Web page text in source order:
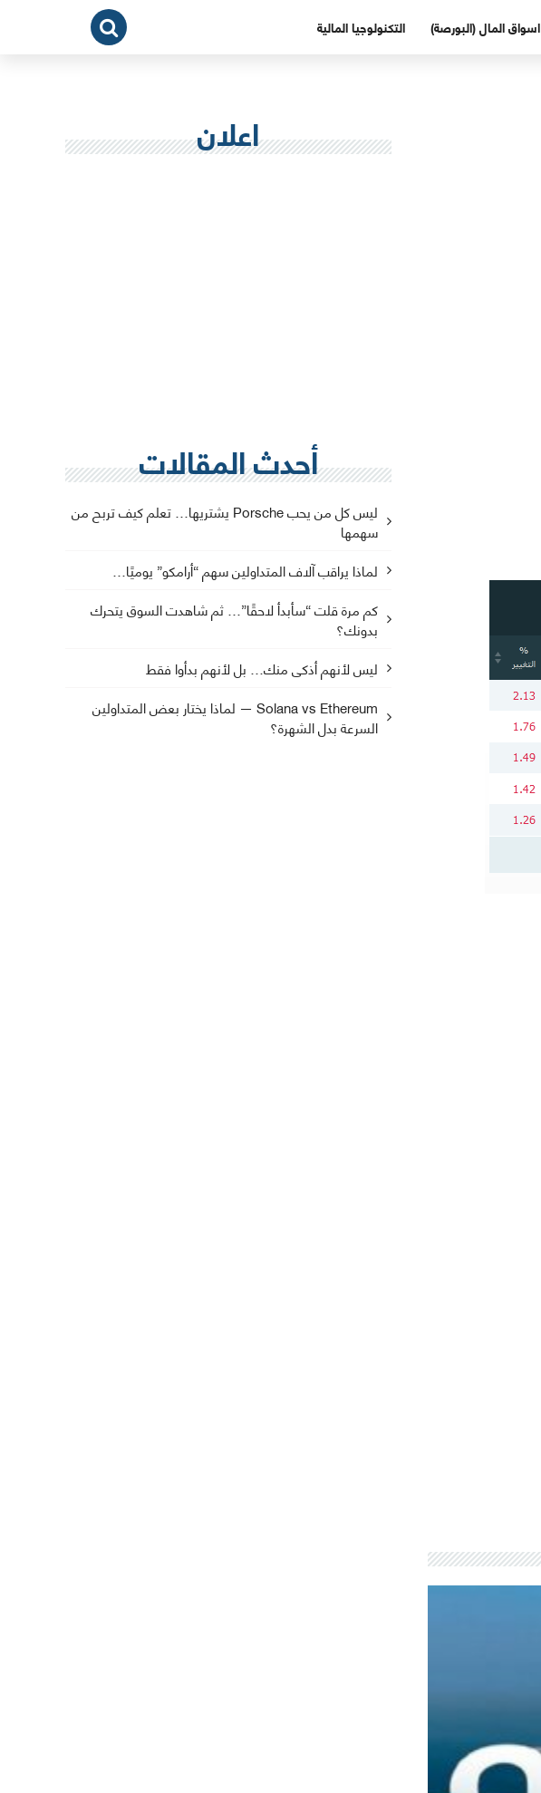
اسواق المال (البورصة) التكنولوجيا المالية
اعلان
أحدث المقالات
ليس كل من يحب Porsche يشتريها… تعلم كيف تربح من
سهمها
لماذا يراقب آلاف المتداولين سهم “أرامكو” يوميًا…
كم مرة قلت “سأبدأ لاحقًا”… ثم شاهدت السوق يتحرك
بدونك؟
ليس لأنهم أذكى منك… بل لأنهم بدأوا فقط
Solana vs Ethereum — لماذا يختار بعض المتداولين
السرعة بدل الشهرة؟